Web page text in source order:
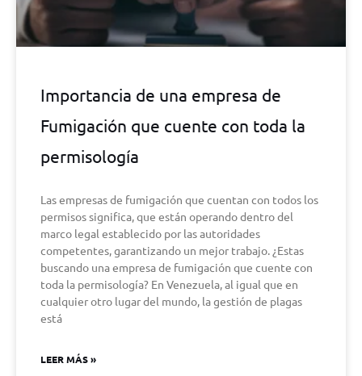
Importancia de una empresa de
Fumigación que cuente con toda la
permisología
Las empresas de fumigación que cuentan con todos los
permisos significa, que están operando dentro del
marco legal establecido por las autoridades
competentes, garantizando un mejor trabajo. ¿Estas
buscando una empresa de fumigación que cuente con
toda la permisología? En Venezuela, al igual que en
cualquier otro lugar del mundo, la gestión de plagas
está
LEER MÁS »